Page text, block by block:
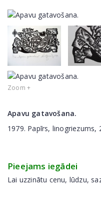
Zoom +
Apavu gatavošana.
1979. Papīrs, linogriezums,
Pieejams iegādei
Lai uzzinātu cenu, lūdzu,